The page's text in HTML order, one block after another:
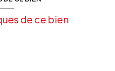
de ce bien